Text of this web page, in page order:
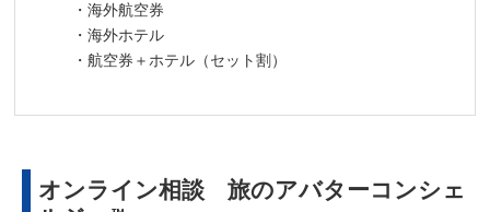
・海外航空券
・海外ホテル
・航空券＋ホテル（セット割）
オンライン相談 旅のアバターコンシェ